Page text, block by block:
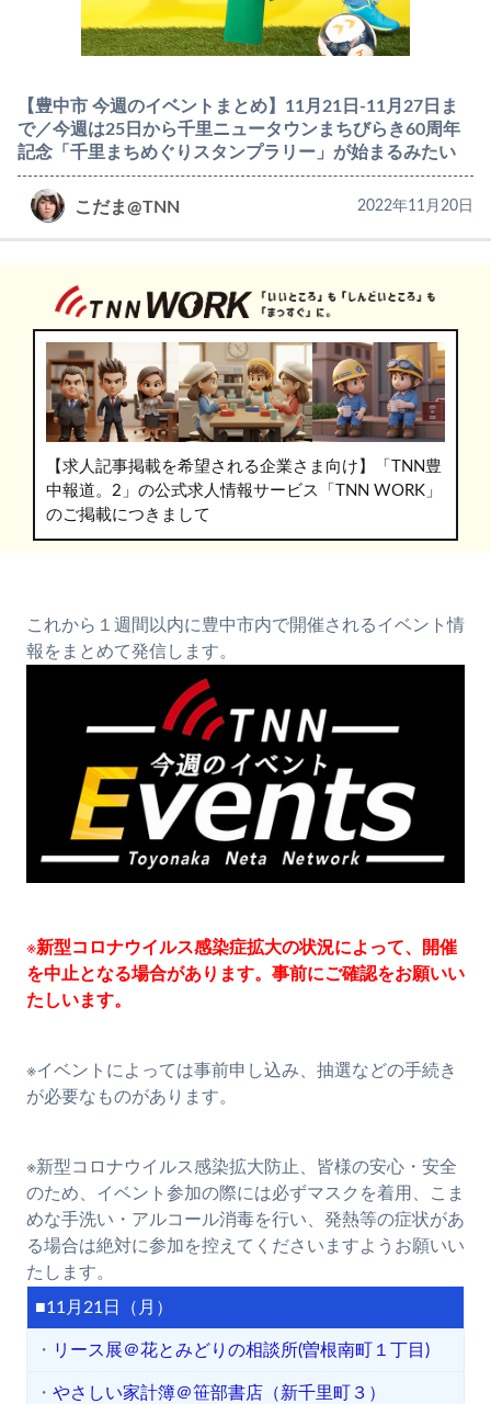
【豊中市 今週のイベントまとめ】11月21日-11月27日ま
で／今週は25日から千里ニュータウンまちびらき60周年
記念「千里まちめぐりスタンプラリー」が始まるみたい
こだま@TNN 2022年11月20日
【求人記事掲載を希望される企業さま向け】「TNN豊
中報道。2」の公式求人情報サービス「TNN WORK」
のご掲載につきまして
これから１週間以内に豊中市内で開催されるイベント情
報をまとめて発信します。
※新型コロナウイルス感染症拡大の状況によって、開催
を中止となる場合があります。事前にご確認をお願いい
たしいます。
※イベントによっては事前申し込み、抽選などの手続き
が必要なものがあります。
※新型コロナウイルス感染拡大防止、皆様の安心・安全
のため、イベント参加の際には必ずマスクを着用、こま
めな手洗い・アルコール消毒を行い、発熱等の症状があ
る場合は絶対に参加を控えてくださいますようお願いい
たします。
■11月21日（月）
・ リース展＠花とみどりの相談所(曽根南町１丁目)
・ やさしい家計簿＠笹部書店（新千里町３）